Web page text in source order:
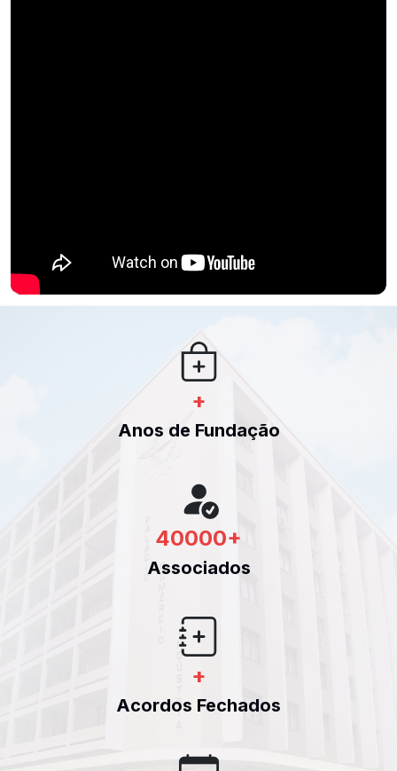
+
Anos de Fundação
40000+
Associados
+
Acordos Fechados